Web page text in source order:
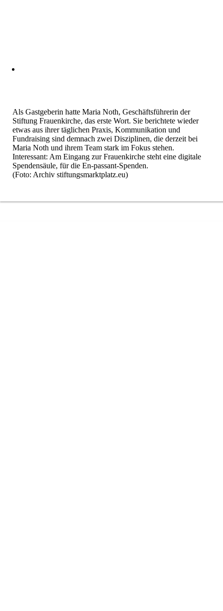
Als Gastgeberin hatte Maria Noth, Geschäftsführerin der
Stiftung Frauenkirche, das erste Wort. Sie berichtete wieder
etwas aus ihrer täglichen Praxis, Kommunikation und
Fundraising sind demnach zwei Disziplinen, die derzeit bei
Maria Noth und ihrem Team stark im Fokus stehen.
Interessant: Am Eingang zur Frauenkirche steht eine digitale
Spendensäule, für die En-passant-Spenden.
(Foto: Archiv stiftungsmarktplatz.eu)